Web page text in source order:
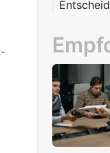
Ein